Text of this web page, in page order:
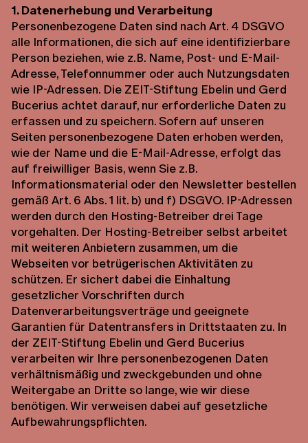
1. Datenerhebung und Verarbeitung
Personenbezogene Daten sind nach Art. 4 DSGVO
alle Informationen, die sich auf eine identifizierbare
Person beziehen, wie z.B. Name, Post- und E-Mail-
Adresse, Telefonnummer oder auch Nutzungsdaten
wie IP-Adressen. Die ZEIT-Stiftung Ebelin und Gerd
Bucerius achtet darauf, nur erforderliche Daten zu
erfassen und zu speichern. Sofern auf unseren
Seiten personenbezogene Daten erhoben werden,
wie der Name und die E-Mail-Adresse, erfolgt das
auf freiwilliger Basis, wenn Sie z.B.
Informationsmaterial oder den Newsletter bestellen
gemäß Art. 6 Abs. 1 lit. b) und f) DSGVO. IP-Adressen
werden durch den Hosting-Betreiber drei Tage
vorgehalten. Der Hosting-Betreiber selbst arbeitet
mit weiteren Anbietern zusammen, um die
Webseiten vor betrügerischen Aktivitäten zu
schützen. Er sichert dabei die Einhaltung
gesetzlicher Vorschriften durch
Datenverarbeitungsverträge und geeignete
Garantien für Datentransfers in Drittstaaten zu. In
der ZEIT-Stiftung Ebelin und Gerd Bucerius
verarbeiten wir Ihre personenbezogenen Daten
verhältnismäßig und zweckgebunden und ohne
Weitergabe an Dritte so lange, wie wir diese
benötigen. Wir verweisen dabei auf gesetzliche
Aufbewahrungspflichten.